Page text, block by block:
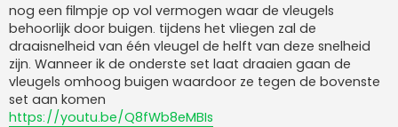
nog een filmpje op vol vermogen waar de vleugels
behoorlijk door buigen. tijdens het vliegen zal de
draaisnelheid van één vleugel de helft van deze snelheid
zijn. Wanneer ik de onderste set laat draaien gaan de
vleugels omhoog buigen waardoor ze tegen de bovenste
set aan komen
https://youtu.be/Q8fWb8eMBIs